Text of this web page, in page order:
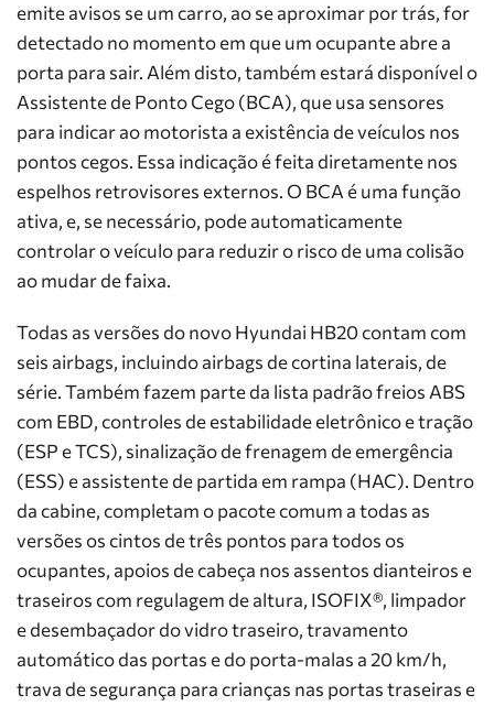
emite avisos se um carro, ao se aproximar por trás, for
detectado no momento em que um ocupante abre a
porta para sair. Além disto, também estará disponível o
Assistente de Ponto Cego (BCA), que usa sensores
para indicar ao motorista a existência de veículos nos
pontos cegos. Essa indicação é feita diretamente nos
espelhos retrovisores externos. O BCA é uma função
ativa, e, se necessário, pode automaticamente
controlar o veículo para reduzir o risco de uma colisão
ao mudar de faixa.
Todas as versões do novo Hyundai HB20 contam com
seis airbags, incluindo airbags de cortina laterais, de
série. Também fazem parte da lista padrão freios ABS
com EBD, controles de estabilidade eletrônico e tração
(ESP e TCS), sinalização de frenagem de emergência
(ESS) e assistente de partida em rampa (HAC). Dentro
da cabine, completam o pacote comum a todas as
versões os cintos de três pontos para todos os
ocupantes, apoios de cabeça nos assentos dianteiros e
traseiros com regulagem de altura, ISOFIX®, limpador
e desembaçador do vidro traseiro, travamento
automático das portas e do porta-malas a 20 km/h,
trava de segurança para crianças nas portas traseiras e